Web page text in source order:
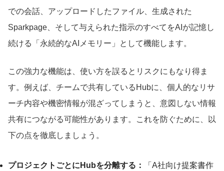
での会話、アップロードしたファイル、生成された
Sparkpage、そして与えられた指示のすべてをAIが記憶し
続ける「永続的なAIメモリー」として機能します。
この強力な機能は、使い方を誤るとリスクにもなり得ま
す。例えば、チームで共有しているHubに、個人的なリサ
ーチ内容や機密情報が混ざってしまうと、意図しない情報
共有につながる可能性があります。これを防ぐために、以
下の点を徹底しましょう。
プロジェクトごとにHubを分離する：
「A社向け提案書作